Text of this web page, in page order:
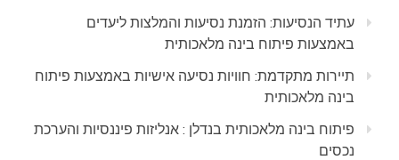
עתיד הנסיעות: הזמנת נסיעות והמלצות ליעדים
באמצעות פיתוח בינה מלאכותית
תיירות מתקדמת: חוויות נסיעה אישיות באמצעות פיתוח
בינה מלאכותית
פיתוח בינה מלאכותית בנדלן : אנליזות פיננסיות והערכת
נכסים